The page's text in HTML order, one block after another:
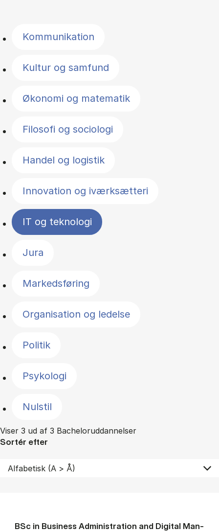
Kommunikation
Kultur og samfund
Økonomi og matematik
Filosofi og sociologi
Handel og logistik
Innovation og iværksætteri
IT og teknologi
Jura
Markedsføring
Organisation og ledelse
Politik
Psykologi
Nulstil
Viser 3 ud af 3 Bacheloruddannelser
Sortér efter
BSc in Busi­ness Ad­min­is­tra­tion and Di­git­al Man­